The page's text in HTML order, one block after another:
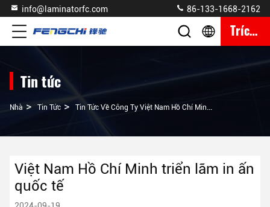
info@laminatorfc.com 86-133-1668-2162
Trích Dẫn
Tin tức
Nhà > Tin Tức > Tin Tức Về Công Ty Việt Nam Hồ Chí Minh Triển Lãm In Ấn Quốc Tế
Việt Nam Hồ Chí Minh triển lãm in ấn
quốc tế